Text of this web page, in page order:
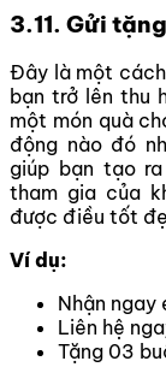
3.11. Gửi
Đây là một
bạn trở lên thu
một món quà
động nào đó
giúp bạn tạo
tham gia của
được điều tốt
Ví dụ:
Nhận ngay
Liên hệ
Tặng 03